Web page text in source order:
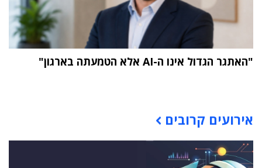
"האתגר הגדול אינו ה-AI אלא הטמעתה בארגון"
אירועים קרובים